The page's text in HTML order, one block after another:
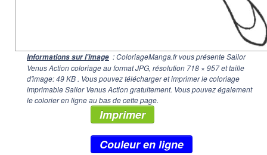
Informations sur l'image : ColoriageManga.fr vous présente Sailor
Venus Action coloriage au format JPG, résolution 718 × 957et taille
d'image: 49 KB . Vous pouvez télécharger et imprimer le coloriage
imprimable Sailor Venus Action gratuitement. Vous pouvez également
le colorier en ligne au bas de cette page.
Imprimer
Couleur en ligne